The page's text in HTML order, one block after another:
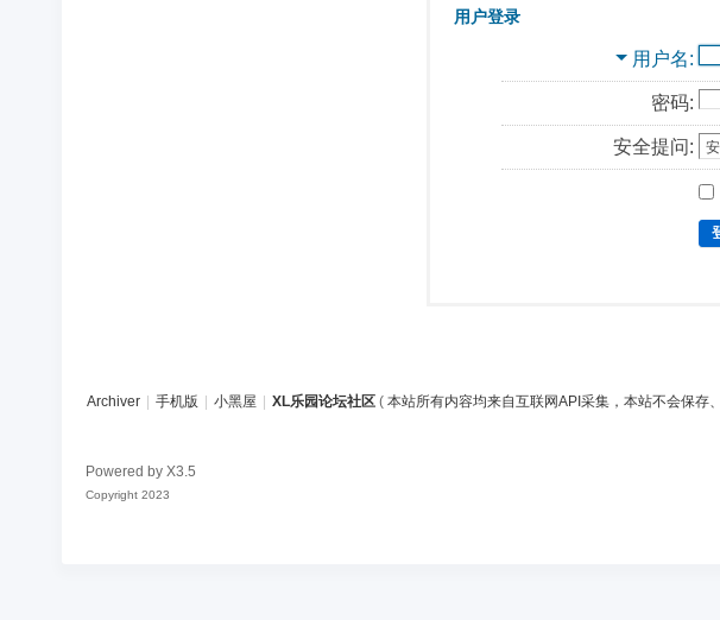
用户登录
用户名
密码:
安全提问:
Archiver 手机版 小黑屋 XL乐园论坛社区 ( 本站所有内容均来自互联网API采集，本站不会保存
Powered by X3.5
Copyright 2023